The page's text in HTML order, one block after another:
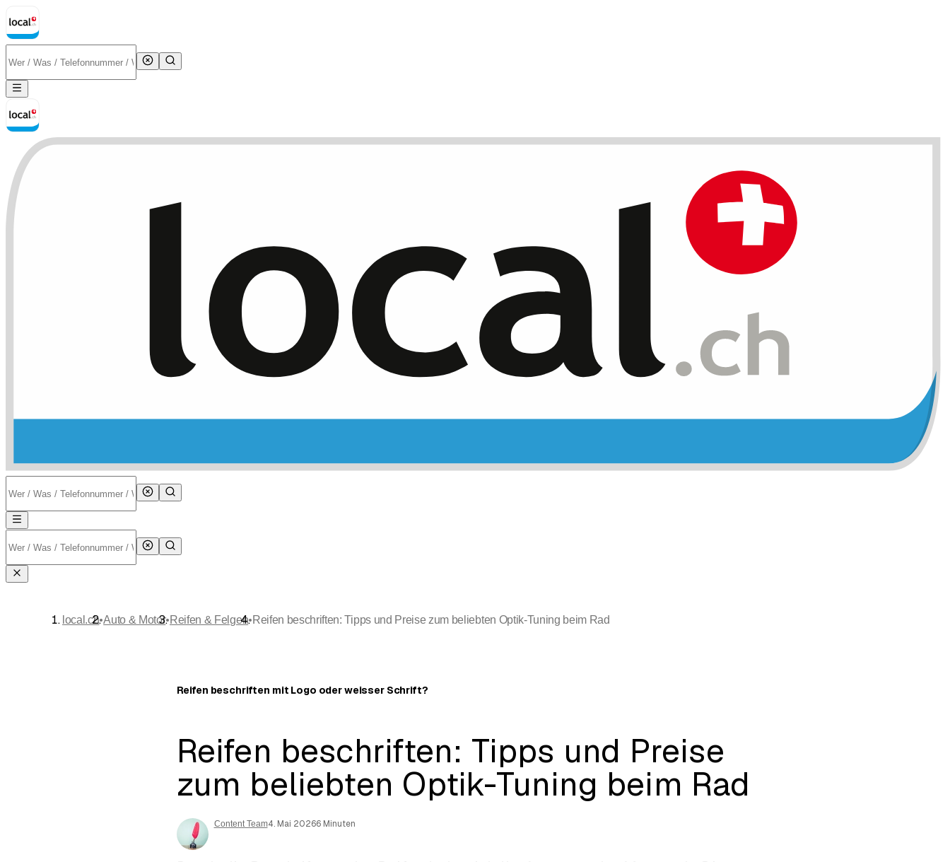
local.ch•Auto & Motor•Reifen & Felgen•Reifen beschriften: Tipps und Preise zum beliebten Optik-Tuning beim Rad
Reifen beschriften mit Logo oder weisser Schrift?
Reifen beschriften: Tipps und Preise
zum beliebten Optik-Tuning beim Rad
Content Team4. Mai 20266 Minuten